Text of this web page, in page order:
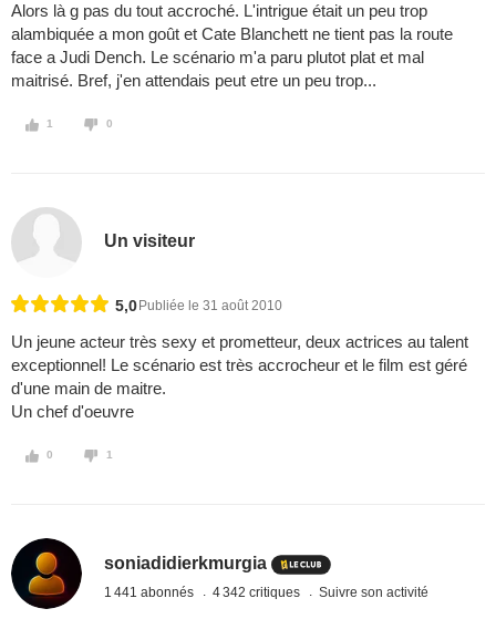
Alors là g pas du tout accroché. L'intrigue était un peu trop
alambiquée a mon goût et Cate Blanchett ne tient pas la route
face a Judi Dench. Le scénario m'a paru plutot plat et mal
maitrisé. Bref, j'en attendais peut etre un peu trop...
1 0
Un visiteur
5,0 Publiée le 31 août 2010
Un jeune acteur très sexy et prometteur, deux actrices au talent
exceptionnel! Le scénario est très accrocheur et le film est géré
d'une main de maitre.
Un chef d'oeuvre
0 1
soniadidierkmurgia
1 441 abonnés 4 342 critiques Suivre son activité